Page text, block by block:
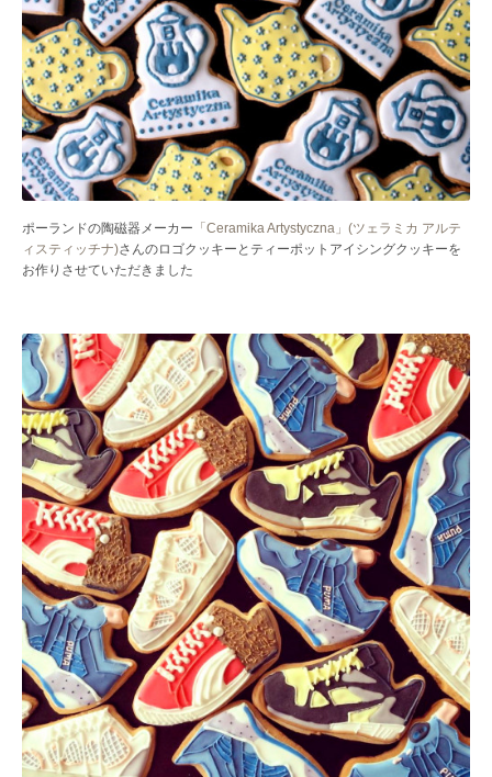
ポーランドの陶磁器メーカー 「Ceramika Artystyczna」(ツェラミカ アルテ
ィスティッチナ)さんのロゴクッキーとティーポットアイシングクッキーを
お作りさせていただきました